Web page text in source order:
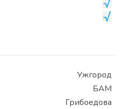
Ужгород
БАМ
Грибоедова